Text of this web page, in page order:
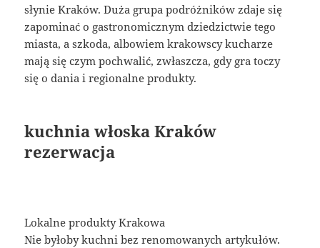
słynie Kraków. Duża grupa podróżników zdaje się
zapominać o gastronomicznym dziedzictwie tego
miasta, a szkoda, albowiem krakowscy kucharze
mają się czym pochwalić, zwłaszcza, gdy gra toczy
się o dania i regionalne produkty.
kuchnia włoska Kraków
rezerwacja
Lokalne produkty Krakowa
Nie byłoby kuchni bez renomowanych artykułów.